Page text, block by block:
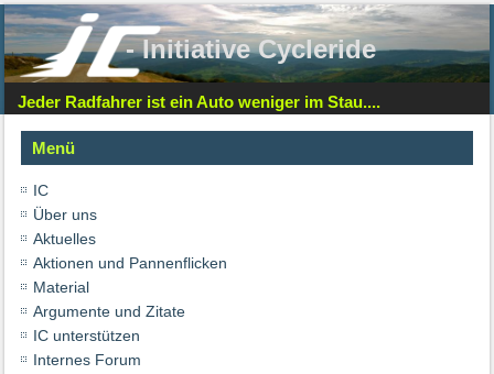
- Initiative Cycleride
Jeder Radfahrer ist ein Auto weniger im Stau....
Menü
IC
Über uns
Aktuelles
Aktionen und Pannenflicken
Material
Argumente und Zitate
IC unterstützen
Internes Forum